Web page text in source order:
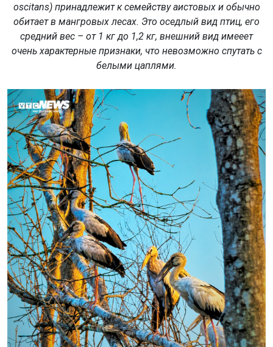
oscitans) принадлежит к семейству аистовых и обычно
обитает в мангровых лесах. Это оседлый вид птиц, его
средний вес – от 1 кг до 1,2 кг, внешний вид имееет
очень характерные признаки, что невозможно спутать с
белыми цаплями.